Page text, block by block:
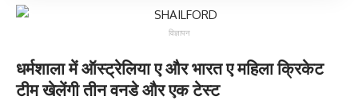
विज्ञापन
धर्मशाला में ऑस्ट्रेलिया ए और भारत ए महिला क्रिकेट
टीम खेलेंगी तीन वनडे और एक टेस्ट